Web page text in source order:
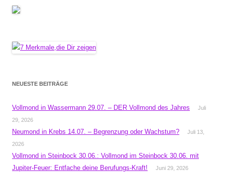
NEUESTE BEITRÄGE
Vollmond in Wassermann 29.07. – DER Vollmond des Jahres
Juli
29, 2026
Neumond in Krebs 14.07. – Begrenzung oder Wachstum?
Juli 13,
2026
Vollmond in Steinbock 30.06.: Vollmond im Steinbock 30.06. mit
Jupiter-Feuer: Entfache deine Berufungs-Kraft!
Juni 29, 2026